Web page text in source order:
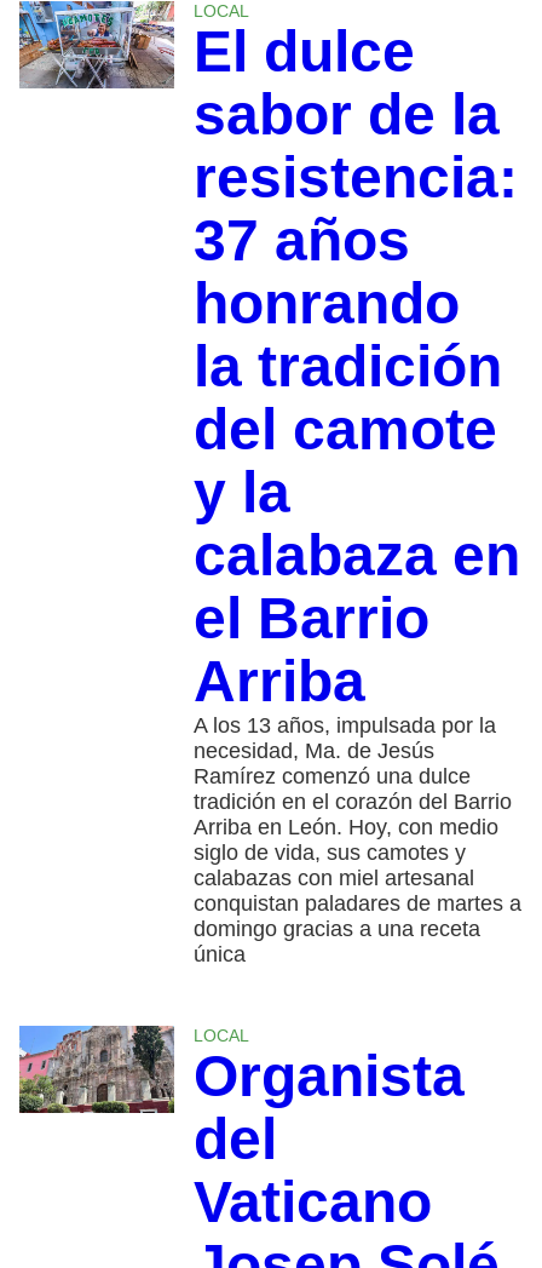
LOCAL
El dulce
sabor de la
resistencia:
37 años
honrando
la tradición
del camote
y la
calabaza en
el Barrio
Arriba
A los 13 años, impulsada por la
necesidad, Ma. de Jesús
Ramírez comenzó una dulce
tradición en el corazón del Barrio
Arriba en León. Hoy, con medio
siglo de vida, sus camotes y
calabazas con miel artesanal
conquistan paladares de martes a
domingo gracias a una receta
única
LOCAL
Organista
del
Vaticano